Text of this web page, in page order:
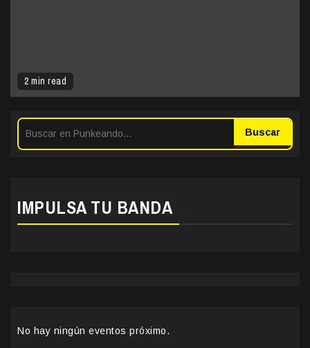
2 min read
Buscar
IMPULSA TU BANDA
No hay ningún eventos próximo.